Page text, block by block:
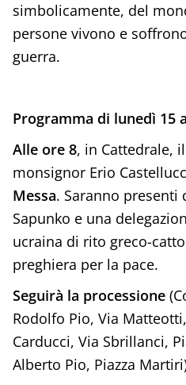
simbolicamente, del
persone vivono e
guerra.
Programma di lunedì 15
Alle ore 8, in Cattedrale,
monsignor Erio
Messa. Saranno presenti
Sapunko e una
ucraina di rito greco-
preghiera per la pace.
Seguirà la processione
Rodolfo Pio, Via
Carducci, Via Sbrillanci,
Alberto Pio, Piazza